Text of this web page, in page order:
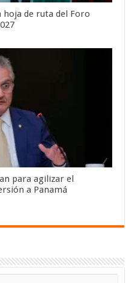
hoja de ruta del Foro
para agilizar el
a Panamá